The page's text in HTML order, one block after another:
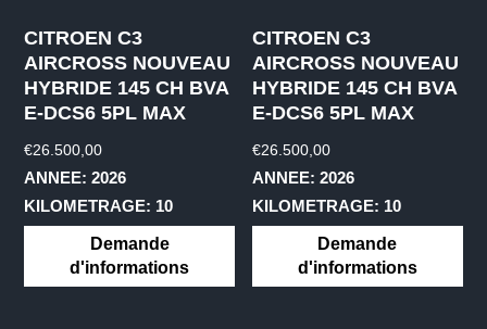
CITROEN C3
AIRCROSS NOUVEAU
HYBRIDE 145 CH BVA
E-DCS6 5PL MAX
€26.500,00
ANNEE: 2026
KILOMETRAGE: 10
Demande
d'informations
CITROEN C3
AIRCROSS NOUVEAU
HYBRIDE 145 CH BVA
E-DCS6 5PL MAX
€26.500,00
ANNEE: 2026
KILOMETRAGE: 10
Demande
d'informations